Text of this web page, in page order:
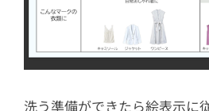
洗う準備ができたら絵表示に